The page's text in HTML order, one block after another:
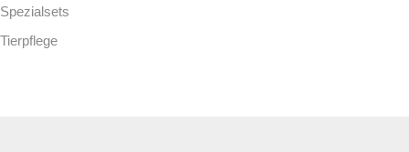
Spezialsets
Tierpflege